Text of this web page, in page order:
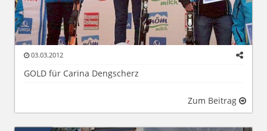
03.03.2012
GOLD für Carina Dengscherz
Zum Beitrag